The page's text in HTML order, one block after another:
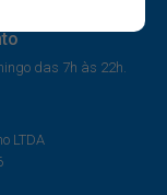
das 7h às 22h.
LTDA